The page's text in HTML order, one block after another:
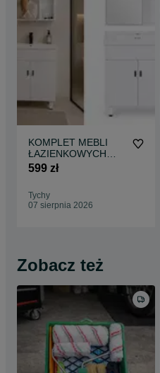
KOMPLET MEBLI
ŁAZIENKOWYCH
szafka stojąca z
599 zł
Tychy
07 sierpnia 2026
Zobacz też